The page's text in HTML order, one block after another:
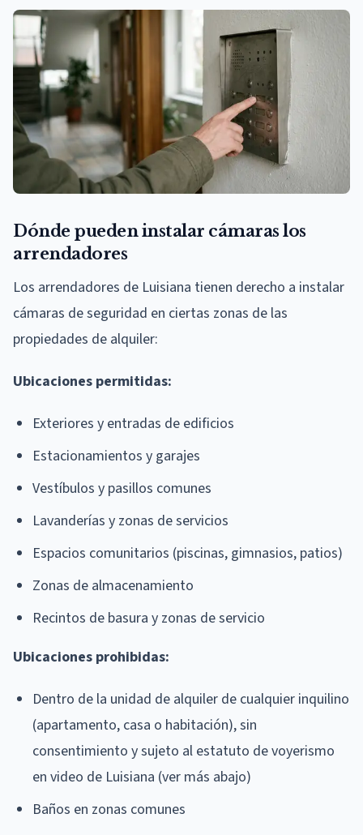
Dónde pueden instalar cámaras los
arrendadores
Los arrendadores de Luisiana tienen derecho a instalar
cámaras de seguridad en ciertas zonas de las
propiedades de alquiler:
Ubicaciones permitidas:
Exteriores y entradas de edificios
Estacionamientos y garajes
Vestíbulos y pasillos comunes
Lavanderías y zonas de servicios
Espacios comunitarios (piscinas, gimnasios, patios)
Zonas de almacenamiento
Recintos de basura y zonas de servicio
Ubicaciones prohibidas:
Dentro de la unidad de alquiler de cualquier inquilino
(apartamento, casa o habitación), sin
consentimiento y sujeto al estatuto de voyerismo
en video de Luisiana (ver más abajo)
Baños en zonas comunes